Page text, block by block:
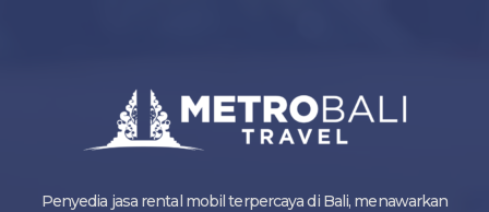
Penyedia jasa rental mobil terpercaya di Bali, menawarkan